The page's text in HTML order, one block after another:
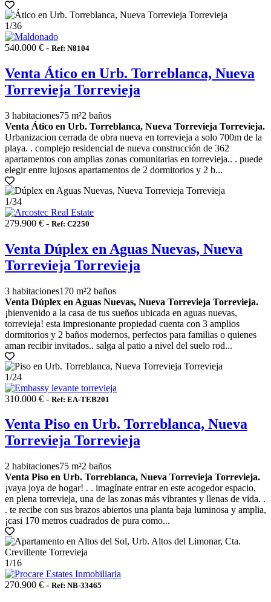
1/36
540.000 € - Ref: N8104
Venta Ático en Urb. Torreblanca, Nueva
Torrevieja Torrevieja
3 habitaciones75 m²2 baños
Venta Ático en Urb. Torreblanca, Nueva Torrevieja Torrevieja.
Urbanizacion cerrada de obra nueva en torrevieja a solo 700m de la
playa. . complejo residencial de nueva construcción de 362
apartamentos con amplias zonas comunitarias en torrevieja.. . puede
elegir entre lujosos apartamentos de 2 dormitorios y 2 b...
1/34
279.900 € - Ref: C2250
Venta Dúplex en Aguas Nuevas, Nueva
Torrevieja Torrevieja
3 habitaciones170 m²2 baños
Venta Dúplex en Aguas Nuevas, Nueva Torrevieja Torrevieja.
¡bienvenido a la casa de tus sueños ubicada en aguas nuevas,
torrevieja! esta impresionante propiedad cuenta con 3 amplios
dormitorios y 2 baños modernos, perfectos para familias o quienes
aman recibir invitados.. salga al patio a nivel del suelo rod...
1/24
310.000 € - Ref: EA-TEB201
Venta Piso en Urb. Torreblanca, Nueva
Torrevieja Torrevieja
2 habitaciones75 m²2 baños
Venta Piso en Urb. Torreblanca, Nueva Torrevieja Torrevieja.
¡vaya joya de hogar! . . imagínate entrar en este acogedor espacio,
en plena torrevieja, una de las zonas más vibrantes y llenas de vida. .
. te recibe con sus brazos abiertos una planta baja luminosa y amplia,
¡casi 170 metros cuadrados de pura como...
1/16
270.900 € - Ref: NB-33465